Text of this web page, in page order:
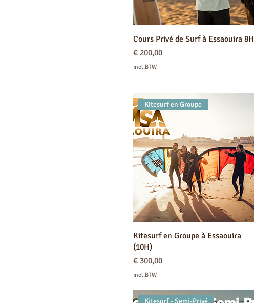
Cours Privé de Surf à Essaouira 8H
Prijs
€ 200,00
incl.BTW
Kitesurf en Groupe
Kitesurf en Groupe à Essaouira
(10H)
Prijs
€ 300,00
incl.BTW
Kitesurf - Semi-Privé